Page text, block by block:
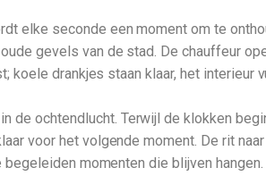
elke seconde een moment om te
gevels van de stad. De chauffeur
koele drankjes staan klaar, het
ochtendlucht. Terwijl de klokken
voor het volgende moment. De rit
momenten die blijven hangen.